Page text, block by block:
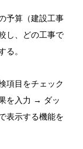
予算（建設工事
し、どの工事で
。
項目をチェック
を入力 → ダッ
表示する機能を